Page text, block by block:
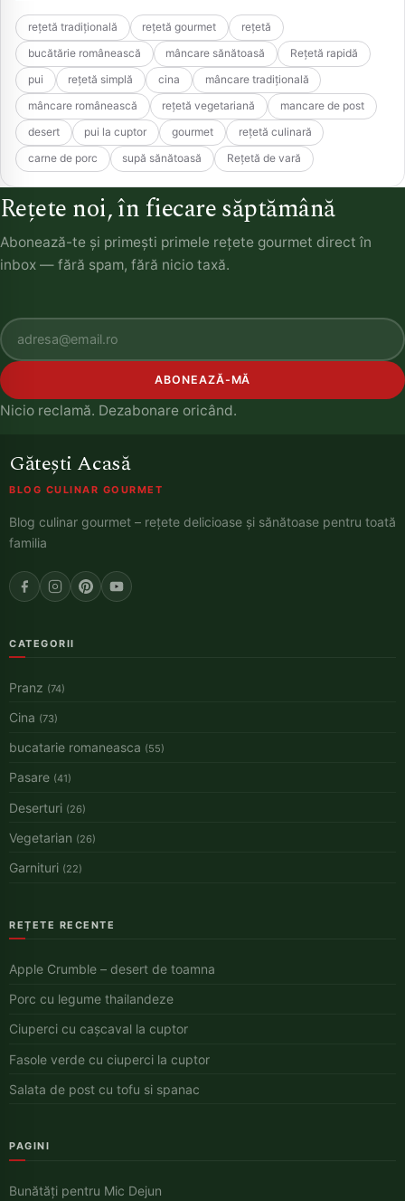
rețetă tradițională rețetă gourmet
rețetă
bucătărie românească
mâncare sănătoasă
Rețetă rapidă
pui
rețetă simplă cina
mâncare tradițională
mâncare românească
rețetă vegetariană
mancare de post
desert
pui la cuptor gourmet
rețetă culinară
carne de porc
supă sănătoasă Rețetă de vară
Rețete noi, în fiecare săptămână
Abonează-te și primești primele rețete gourmet direct în
inbox — fără spam, fără nicio taxă.
ABONEAZĂ-MĂ
Nicio reclamă. Dezabonare oricând.
Gătești Acasă
BLOG CULINAR GOURMET
Blog culinar gourmet – rețete delicioase și sănătoase pentru toată
familia
CATEGORII
Pranz (74)
Cina (73)
bucatarie romaneasca (55)
Pasare (41)
Deserturi (26)
Vegetarian (26)
Garnituri (22)
REȚETE RECENTE
Apple Crumble – desert de toamna
Porc cu legume thailandeze
Ciuperci cu cașcaval la cuptor
Fasole verde cu ciuperci la cuptor
Salata de post cu tofu si spanac
PAGINI
Bunătăți pentru Mic Dejun